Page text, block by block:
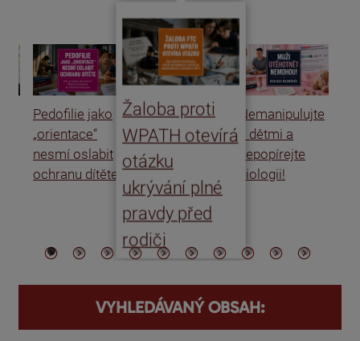
Pedofilie jako
„orientace“
nesmí oslabit
ochranu dítěte
Žaloba proti
WPATH otevírá
otázku
ukrývání plné
pravdy před
rodiči
Nemanipulujte
s dětmi a
nepopírejte
biologii!
VYHLEDÁVANÝ OBSAH: